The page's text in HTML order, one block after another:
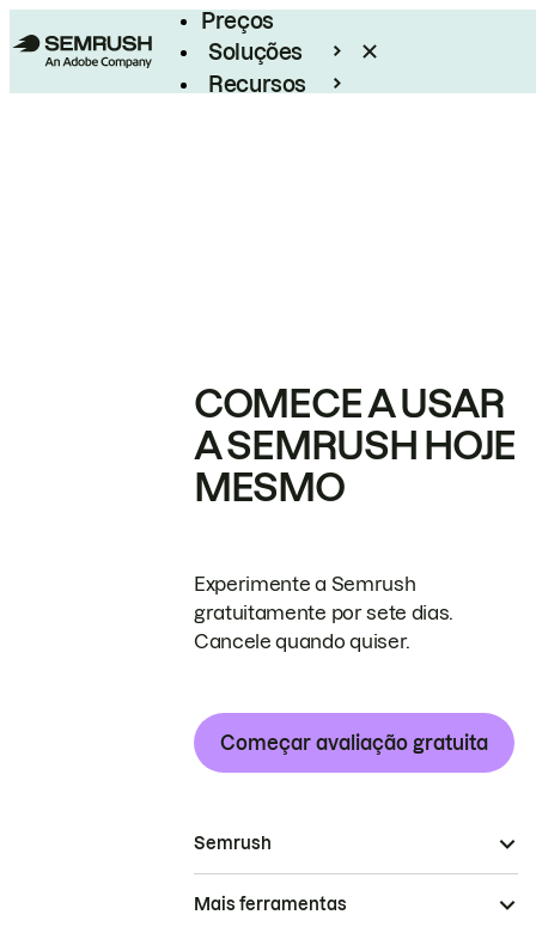
Preços
Soluções
Recursos
COMECE A USAR
A SEMRUSH HOJE
MESMO
Experimente a Semrush
gratuitamente por sete dias.
Cancele quando quiser.
Começar avaliação gratuita
Semrush
Mais ferramentas